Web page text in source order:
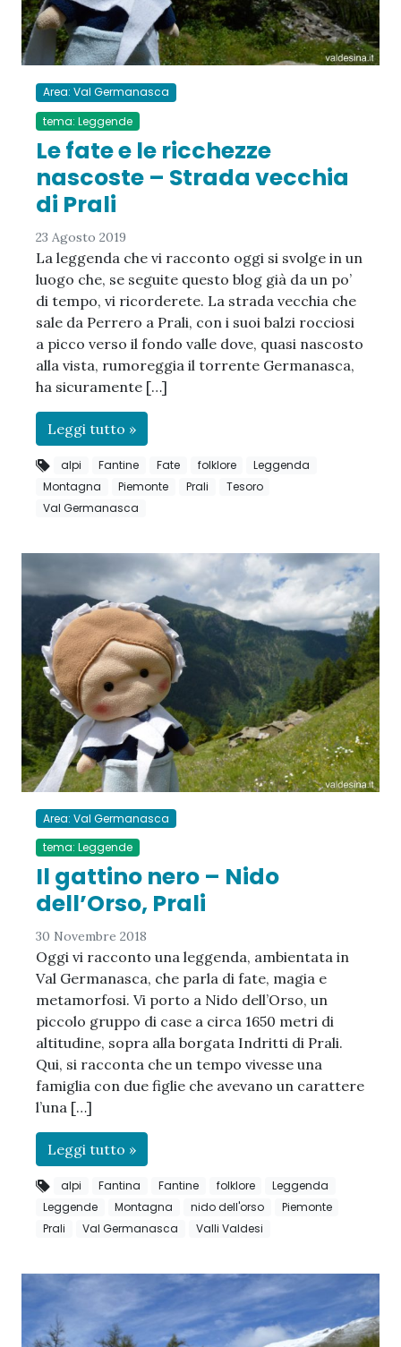
Area: Val Germanasca
tema: Leggende
Le fate e le ricchezze
nascoste – Strada vecchia
di Prali
23 Agosto 2019
La leggenda che vi racconto oggi si svolge in un
luogo che, se seguite questo blog già da un po’
di tempo, vi ricorderete. La strada vecchia che
sale da Perrero a Prali, con i suoi balzi rocciosi
a picco verso il fondo valle dove, quasi nascosto
alla vista, rumoreggia il torrente Germanasca,
ha sicuramente […]
Leggi tutto »
alpi Fantine Fate folklore
Leggenda
Montagna
Piemonte Prali
Tesoro
Val Germanasca
Area: Val Germanasca
tema: Leggende
Il gattino nero – Nido
dell’Orso, Prali
30 Novembre 2018
Oggi vi racconto una leggenda, ambientata in
Val Germanasca, che parla di fate, magia e
metamorfosi. Vi porto a Nido dell’Orso, un
piccolo gruppo di case a circa 1650 metri di
altitudine, sopra alla borgata Indritti di Prali.
Qui, si racconta che un tempo vivesse una
famiglia con due figlie che avevano un carattere
l’una […]
Leggi tutto »
alpi Fantina Fantine folklore
Leggenda
Leggende
Montagna nido dell'orso
Piemonte
Prali
Val Germanasca Valli Valdesi